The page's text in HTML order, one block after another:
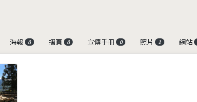
海報 0 摺頁 0 宣傳手冊 0 照片 1 網站